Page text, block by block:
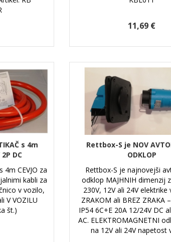
11,69 €
s 4m
DC
4m CEVJO za
kabli za
v vozilo,
V VOZILU
št.)
Rettbox-S je NOV
ODKLOP
Rettbox-S je najnovejši
odklop MAJHNIH dimenzij
230V, 12V ali 24V elektrike
ZRAKOM ali BREZ ZRAKA
IP54 6C+E 20A 12/24V DC
AC. ELEKTROMAGNETNI
na 12V ali 24V napetost